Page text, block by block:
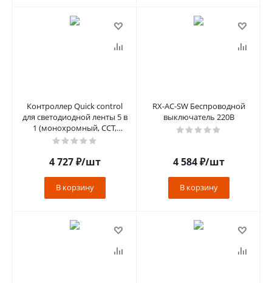
Контроллер Quick control
для светодиодной ленты 5 в
1 (монохромный, CCT,
RGB/RGBW, RGB+CCT), 16A
4 727₽/шт
В корзину
RX-AC-SW Беспроводной
выключатель 220В
4 584₽/шт
В корзину